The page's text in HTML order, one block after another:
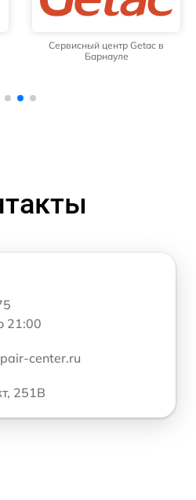
Сервисный центр Getac в
Барнауле
21:00
center.ru
251В